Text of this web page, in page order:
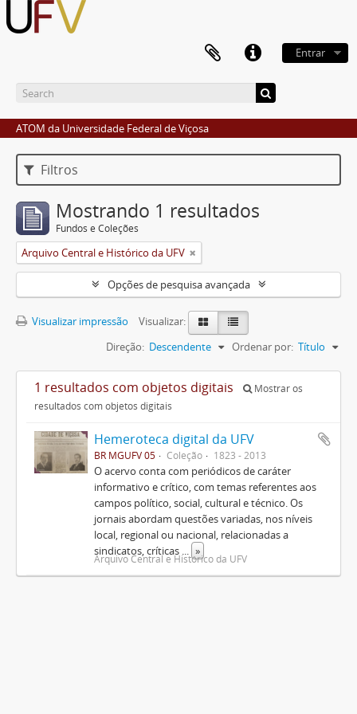
Entrar
ATOM da Universidade Federal de Viçosa
Filtros
Mostrando 1 resultados
Fundos e Coleções
Arquivo Central e Histórico da UFV
Opções de pesquisa avançada
Visualizar impressão
Visualizar:
Ordenar por: Título
Direção: Descendente
1 resultados com objetos digitais
Mostrar os
resultados com objetos digitais
Hemeroteca digital da UFV
BR MGUFV 05 Coleção 1823 - 2013
O acervo conta com periódicos de caráter
informativo e crítico, com temas referentes aos
campos político, social, cultural e técnico. Os
jornais abordam questões variadas, nos níveis
local, regional ou nacional, relacionadas a
sindicatos, críticas
»
Arquivo Central e Histórico da UFV